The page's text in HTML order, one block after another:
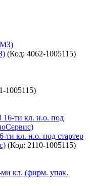
(Код: 4062-1005115)
1005115)
ти кл. н.о. под стартер
(Код: 2110-1005115)